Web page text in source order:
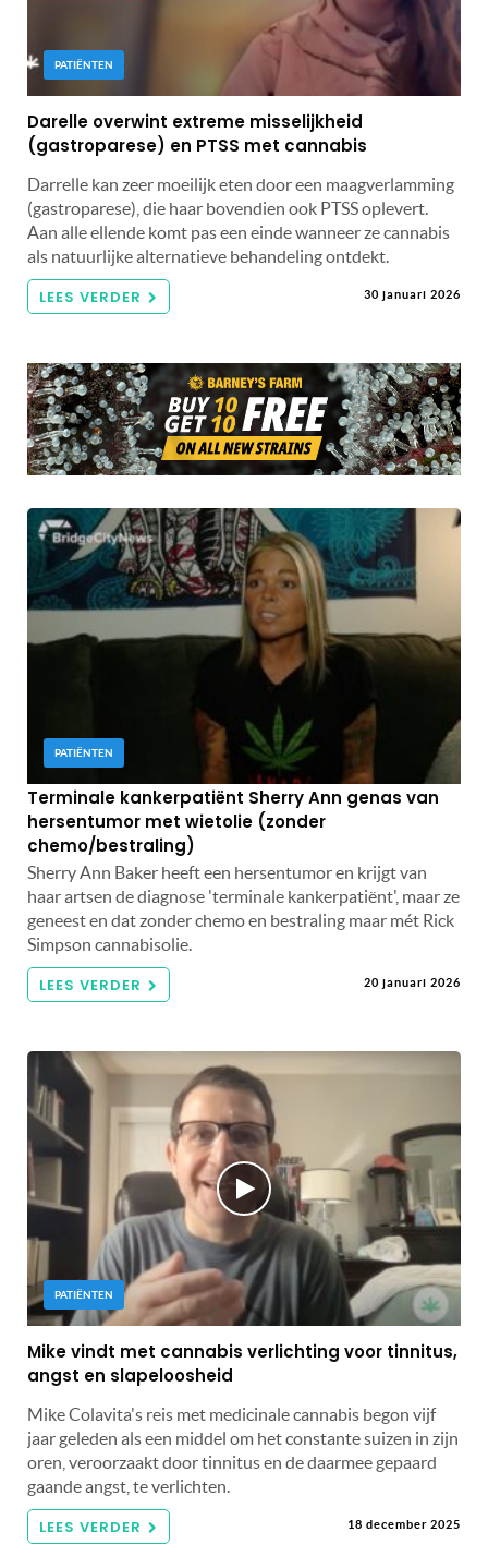
PATIËNTEN
Darelle overwint extreme misselijkheid
(gastroparese) en PTSS met cannabis
Darrelle kan zeer moeilijk eten door een maagverlamming
(gastroparese), die haar bovendien ook PTSS oplevert.
Aan alle ellende komt pas een einde wanneer ze cannabis
als natuurlijke alternatieve behandeling ontdekt.
LEES VERDER 30 januari 2026
PATIËNTEN
Terminale kankerpatiënt Sherry Ann genas van
hersentumor met wietolie (zonder
chemo/bestraling)
Sherry Ann Baker heeft een hersentumor en krijgt van
haar artsen de diagnose 'terminale kankerpatiënt', maar ze
geneest en dat zonder chemo en bestraling maar mét Rick
Simpson cannabisolie.
LEES VERDER 20 januari 2026
PATIËNTEN
Mike vindt met cannabis verlichting voor tinnitus,
angst en slapeloosheid
Mike Colavita's reis met medicinale cannabis begon vijf
jaar geleden als een middel om het constante suizen in zijn
oren, veroorzaakt door tinnitus en de daarmee gepaard
gaande angst, te verlichten.
LEES VERDER 18 december 2025